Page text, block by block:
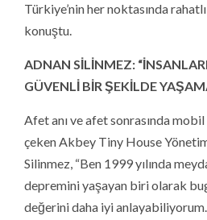
Türkiye’nin her noktasında
konuştu.
ADNAN SİLİNMEZ:
GÜVENLİ BİR ŞEKİLDE
Afet anı ve afet sonrasında
çeken Akbey Tiny House
Silinmez, “Ben 1999 yılında
depremini yaşayan biri olarak
değerini daha iyi